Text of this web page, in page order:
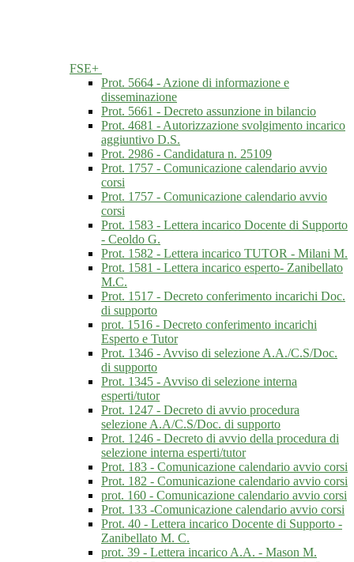
FSE+
Prot. 5664 - Azione di informazione e
disseminazione
Prot. 5661 - Decreto assunzione in bilancio
Prot. 4681 - Autorizzazione svolgimento incarico
aggiuntivo D.S.
Prot. 2986 - Candidatura n. 25109
Prot. 1757 - Comunicazione calendario avvio
corsi
Prot. 1757 - Comunicazione calendario avvio
corsi
Prot. 1583 - Lettera incarico Docente di Supporto
- Ceoldo G.
Prot. 1582 - Lettera incarico TUTOR - Milani M.
Prot. 1581 - Lettera incarico esperto- Zanibellato
M.C.
Prot. 1517 - Decreto conferimento incarichi Doc.
di supporto
prot. 1516 - Decreto conferimento incarichi
Esperto e Tutor
Prot. 1346 - Avviso di selezione A.A./C.S/Doc.
di supporto
Prot. 1345 - Avviso di selezione interna
esperti/tutor
Prot. 1247 - Decreto di avvio procedura
selezione A.A/C.S/Doc. di supporto
Prot. 1246 - Decreto di avvio della procedura di
selezione interna esperti/tutor
Prot. 183 - Comunicazione calendario avvio corsi
Prot. 182 - Comunicazione calendario avvio corsi
prot. 160 - Comunicazione calendario avvio corsi
Prot. 133 -Comunicazione calendario avvio corsi
Prot. 40 - Lettera incarico Docente di Supporto -
Zanibellato M. C.
prot. 39 - Lettera incarico A.A. - Mason M.